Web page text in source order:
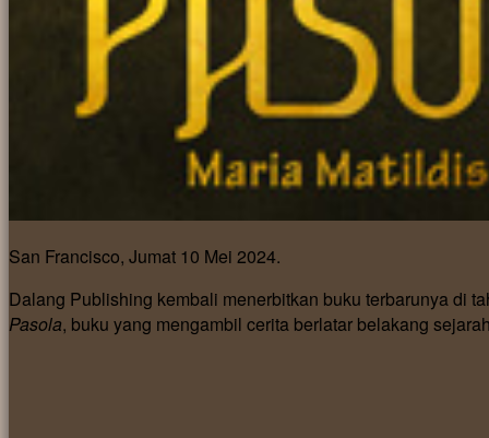
San Francisco, Jumat 10 Mei 2024.
Dalang Publishing kembali menerbitkan buku terbarunya di
Pasola, buku yang mengambil cerita berlatar belakang